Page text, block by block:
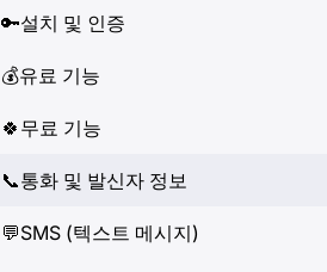
🔑설치 및 인증
💰유료 기능
🍀 무료 기능
📞통화 및 발신자 정보
💬SMS (텍스트 메시지)